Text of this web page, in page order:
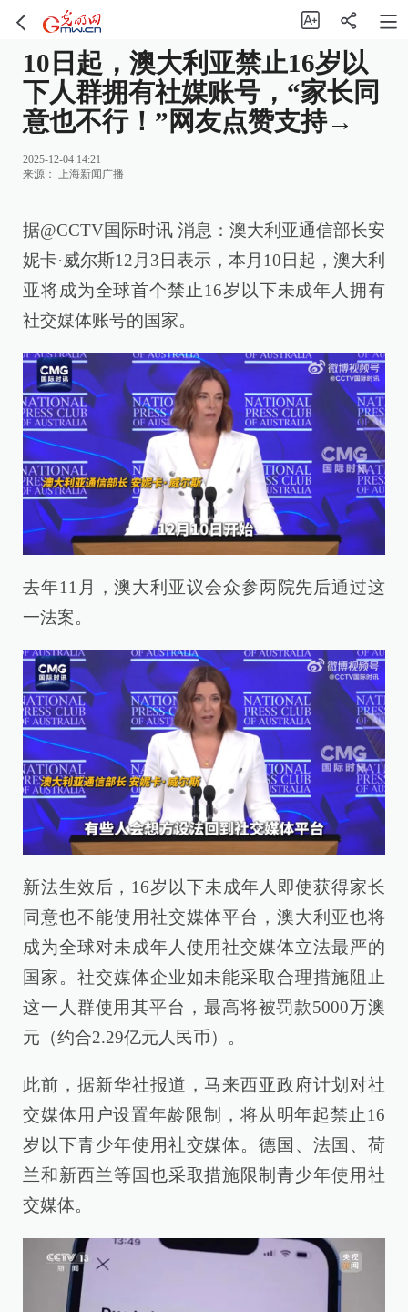
10日起，澳大利亚禁止16岁以
下人群拥有社媒账号，“家长同
意也不行！”网友点赞支持→
2025-12-04 14:21
来源： 上海新闻广播
据@CCTV国际时讯 消息：澳大利亚通信部长安
妮卡·威尔斯12月3日表示，本月10日起，澳大利
亚将成为全球首个禁止16岁以下未成年人拥有
社交媒体账号的国家。
去年11月，澳大利亚议会众参两院先后通过这
一法案。
新法生效后，16岁以下未成年人即使获得家长
同意也不能使用社交媒体平台，澳大利亚也将
成为全球对未成年人使用社交媒体立法最严的
国家。社交媒体企业如未能采取合理措施阻止
这一人群使用其平台，最高将被罚款5000万澳
元（约合2.29亿元人民币）。
此前，据新华社报道，马来西亚政府计划对社
交媒体用户设置年龄限制，将从明年起禁止16
岁以下青少年使用社交媒体。德国、法国、荷
兰和新西兰等国也采取措施限制青少年使用社
交媒体。